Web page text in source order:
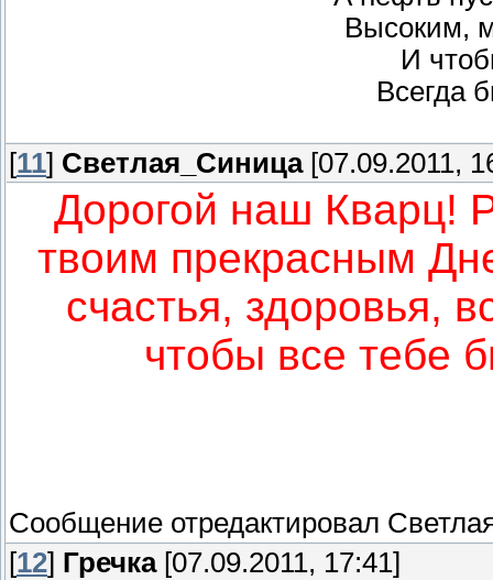
Высоким,
И
Всегда
[11] Светлая_Синица[07.09.2011,
Дорогой наш Кварц!
твоим прекрасным
счастья, здоровья,
чтобы все тебе
Сообщение отредактировал
[12] Гречка[07.09.2011, 17:41]